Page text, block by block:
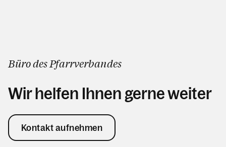
Büro des Pfarrverbandes
Wir helfen Ihnen gerne weiter
Kontakt aufnehmen